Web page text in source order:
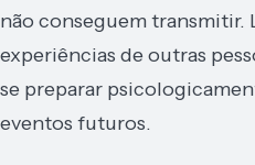
não conseguem transmitir.
experiências de outras
se preparar
eventos futuros.